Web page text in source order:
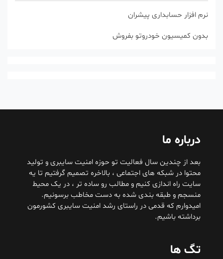
نرم افزار حسابداری پیشران
بدون کمیسیون خودروتو بفروش
درباره ما
بعد از چندین سال فعالیت تو حوزه امنیت سایبری و تولید
محتوا در شبکه های اجتماعی ، بالاخره تصمیم گرفتیم تا یه
سایت راه اندازی کنیم و مطالب رو ساده تر ، در یک محیط
منسجم و طبقه بندی شده به دست مخاطب برسونیم.
امیدوارم که قدمی در راستای رشد امنیت سایبری کشورمون
برداشته باشیم.
تگ ها